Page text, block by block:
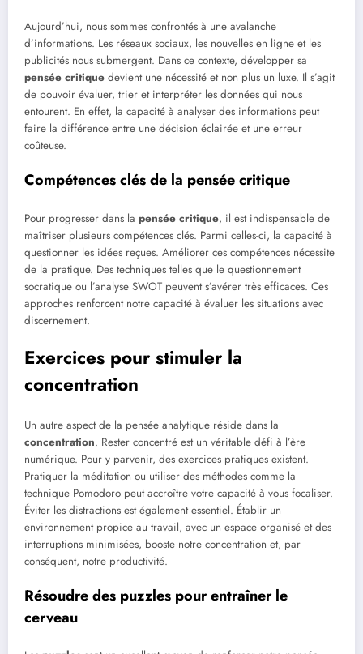
Aujourd’hui, nous sommes confrontés à une avalanche
d’informations. Les réseaux sociaux, les nouvelles en ligne et les
publicités nous submergent. Dans ce contexte, développer sa
pensée critique devient une nécessité et non plus un luxe. Il s’agit
de pouvoir évaluer, trier et interpréter les données qui nous
entourent. En effet, la capacité à analyser des informations peut
faire la différence entre une décision éclairée et une erreur
coûteuse.
Compétences clés de la pensée critique
Pour progresser dans la pensée critique, il est indispensable de
maîtriser plusieurs compétences clés. Parmi celles-ci, la capacité à
questionner les idées reçues. Améliorer ces compétences nécessite
de la pratique. Des techniques telles que le questionnement
socratique ou l’analyse SWOT peuvent s’avérer très efficaces. Ces
approches renforcent notre capacité à évaluer les situations avec
discernement.
Exercices pour stimuler la
concentration
Un autre aspect de la pensée analytique réside dans la
concentration. Rester concentré est un véritable défi à l’ère
numérique. Pour y parvenir, des exercices pratiques existent.
Pratiquer la méditation ou utiliser des méthodes comme la
technique Pomodoro peut accroître votre capacité à vous focaliser.
Éviter les distractions est également essentiel. Établir un
environnement propice au travail, avec un espace organisé et des
interruptions minimisées, booste notre concentration et, par
conséquent, notre productivité.
Résoudre des puzzles pour entraîner le
cerveau